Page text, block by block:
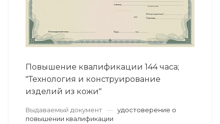
Повышение квалификации 144 часа;
"Технология и конструирование
изделий из кожи"
Выдаваемый документ — удостоверение о
повышении квалификации